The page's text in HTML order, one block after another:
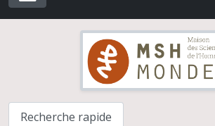
Toggle navigation
Recherche rapide